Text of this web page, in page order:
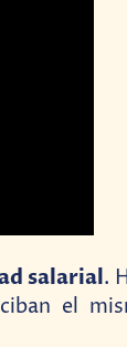
salarial.
el